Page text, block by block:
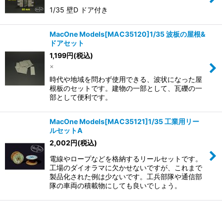
1/35 壁D ドア付き
MacOne Models[MAC35120]1/35 波板の屋根&
ドアセット
1,199円(税込)
×
時代や地域を問わず使用できる、波状になった屋
根板のセットです。建物の一部として、瓦礫の一
部として便利です。
MacOne Models[MAC35121]1/35 工業用リー
ルセットA
2,002円(税込)
電線やロープなどを格納するリールセットです。
工場のダイオラマに欠かせないですが、これまで
製品化された例は少ないです。工兵部隊や通信部
隊の車両の積載物にしても良いでしょう。